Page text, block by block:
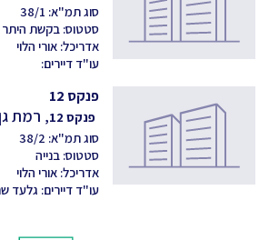
סוג תמ"א: 38/1
סטטוס: בקשת היתר
אדריכל: אורי הלוי
עו"ד דיירים:
פנקס 12
פנקס 12, רמת
סוג תמ"א: 38/2
סטטוס: בנייה
אדריכל: אורי הלוי
עו"ד דיירים: גלעד